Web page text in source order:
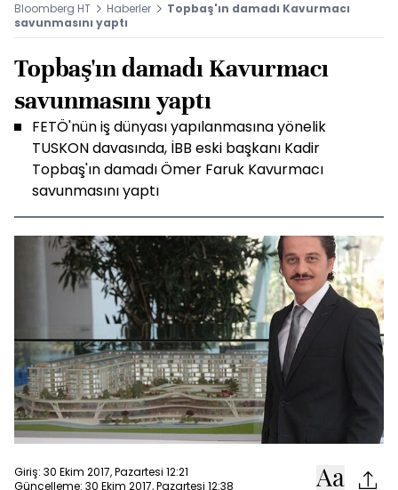
Bloomberg HT Haberler
Topbaş'ın damadı Kavurmacı
savunmasını yaptı
Topbaş'ın damadı Kavurmacı
savunmasını yaptı
FETÖ'nün iş dünyası yapılanmasına yönelik
TUSKON davasında, İBB eski başkanı Kadir
Topbaş'ın damadı Ömer Faruk Kavurmacı
savunmasını yaptı
Giriş: 30 Ekim 2017, Pazartesi 12:21
Güncelleme: 30 Ekim 2017, Pazartesi 12:38